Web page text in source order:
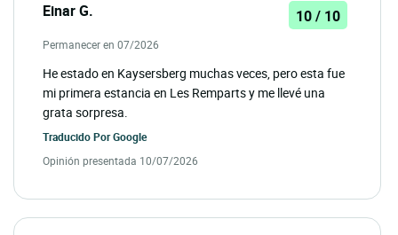
Einar G. 10 / 10
Permanecer en 07/2026
He estado en Kaysersberg muchas veces, pero esta fue
mi primera estancia en Les Remparts y me llevé una
grata sorpresa.
Traducido PorGoogle
Opinión presentada 10/07/2026